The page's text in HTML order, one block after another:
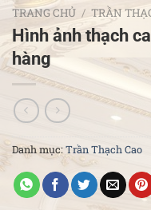
TRANG CHỦ / TRẦN
Hình ảnh thạch
hàng
Danh mục:Trần Thạch Cao